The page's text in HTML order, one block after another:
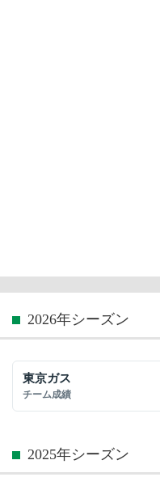
2026年シーズン
東京ガス
チーム成績
2025年シーズン